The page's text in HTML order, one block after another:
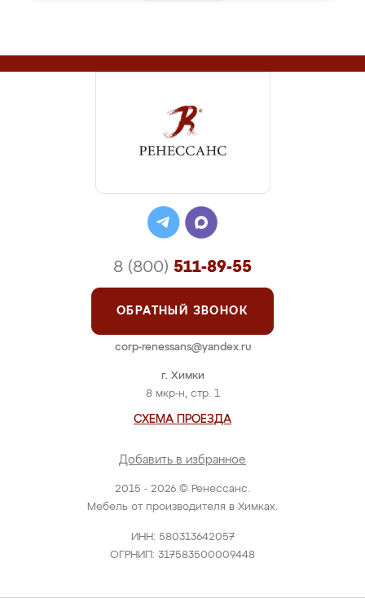
2015 - 2026 © Ренессанс.
Мебель от производителя в Химках.
ИНН: 580313642057
ОГРНИП: 317583500009448
г. Химки
8 мкр-н, стр. 1
СХЕМА ПРОЕЗДА
Добавить в избранное
8 (800) 511-89-55
ОБРАТНЫЙ ЗВОНОК
corp-renessans@yandex.ru